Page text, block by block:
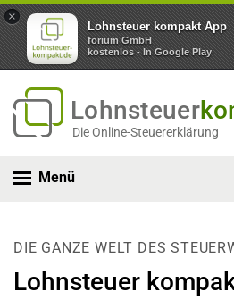
×
Lohnsteuer kompakt App
forium GmbH
kostenlos - In Google Play
Lohnsteuer
Die Online-Steuererklärung
Menü
DIE GANZE WELT DES
Lohnsteuer